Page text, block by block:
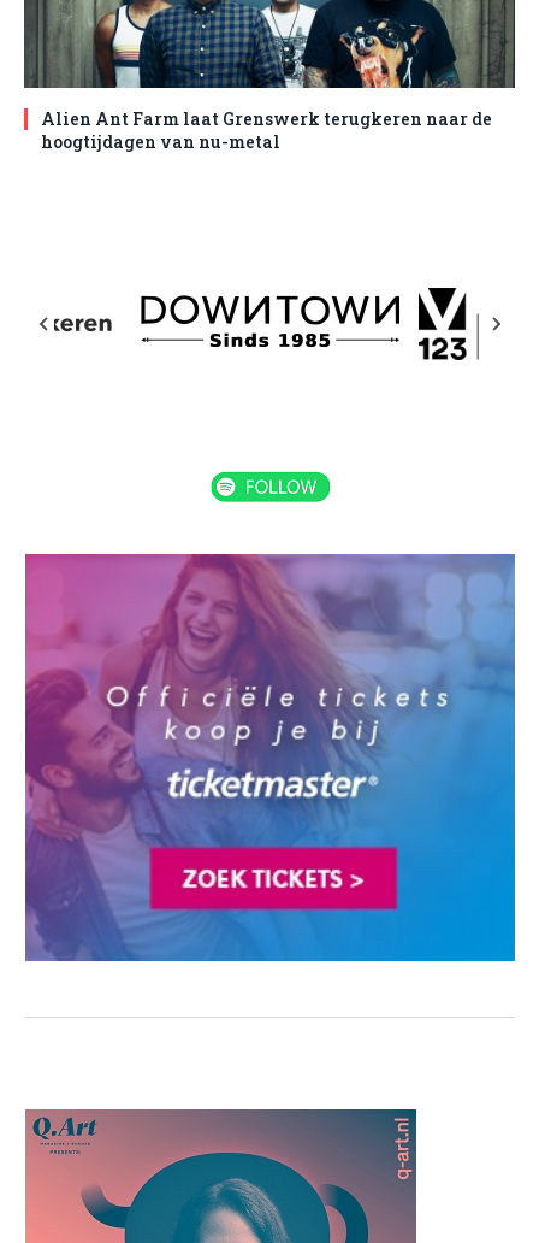
Alien Ant Farm laat Grenswerk terugkeren naar de
hoogtijdagen van nu-metal